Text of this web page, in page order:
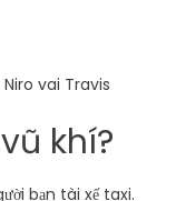
vai Travis
khí?
bạn tài xế taxi.